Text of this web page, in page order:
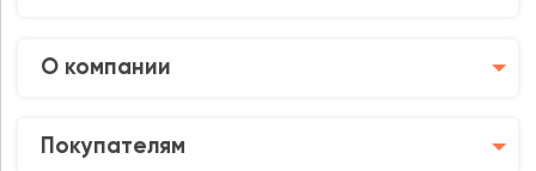
О компании
Покупателям